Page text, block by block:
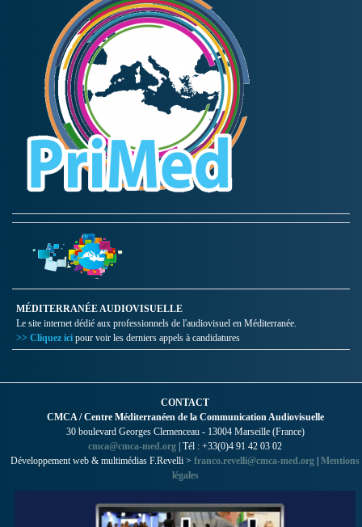
MÉDITERRANÉE AUDIOVISUELLE
Le site internet dédié aux professionnels de l'audiovisuel en Méditerranée.
>> Cliquez ici pour voir les derniers appels à candidatures
CONTACT
CMCA / Centre Méditerranéen de la Communication Audiovisuelle
30 boulevard Georges Clemenceau - 13004 Marseille (France)
cmca@cmca-med.org | Tél : +33(0)4 91 42 03 02
Développement web & multimédias F.Revelli > franco.revelli@cmca-med.org | Mentions
légales